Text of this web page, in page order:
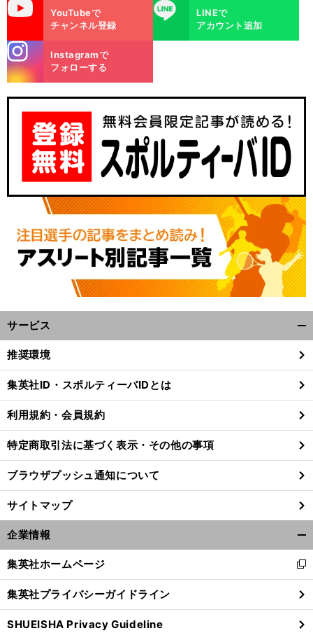
前
YouTubeで
チャンネル登録
LINE
LINEで
アカウント追加
m
Instagramで
フォローする
サービス
閉
る
推奨環境
集英社ID・スポルティーバIDとは
利用規約・会員規約
特定商取引法に基づく表示・その他の事項
ブラウザプッシュ通知について
サイトマップ
企業情報
閉
る
集英社ホームページ
新
し
い
ウ
ィ
集英社プライバシーガイドライン
SHUEISHA Privacy Guideline